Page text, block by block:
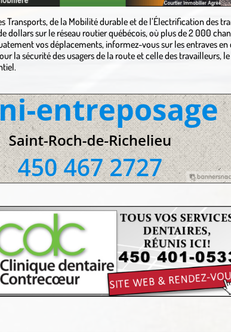
Transports, de la Mobilité durable et de l’Électrification des
dollars sur le réseau routier québécois, où plus de 2 000
vos déplacements, informez-vous sur les entraves en
la sécurité des usagers de la route et celledes travailleurs,